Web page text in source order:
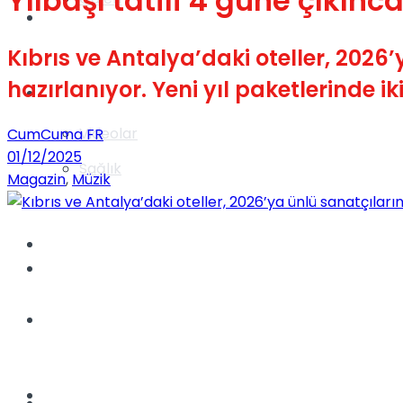
Videolar
Gündem
Yaşam
Sağlık
Kıbrıs ve Antalya’daki oteller,
hazırlanıyor. Yeni yıl paketlerinde
CumCuma FR
01/12/2025
Magazin, Müzik